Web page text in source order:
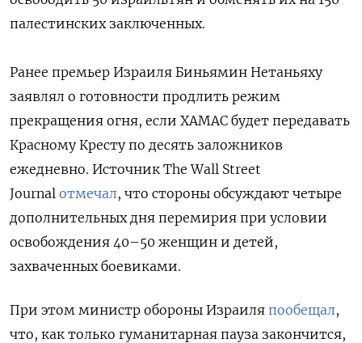
палестинских заключенных.
Ранее премьер Израиля Биньямин Нетаньяху
заявлял о готовности продлить режим
прекращения огня, если ХАМАС будет передавать
Красному Кресту по десять заложников
ежедневно. Источник The Wall Street
Journal отмечал, что стороны обсуждают четыре
дополнительных дня перемирия при условии
освобождения 40–50 женщин и детей,
захваченных боевиками.
При этом министр обороны Израиля пообещал,
что, как только гуманитарная пауза закончится,